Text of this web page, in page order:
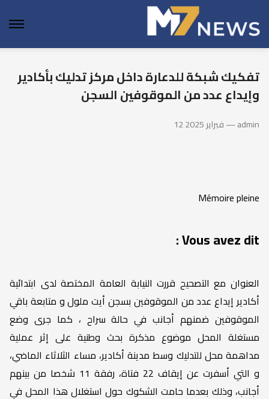
تفكيك شبكة للدعارة داخل مركز تدليك بأكادير
وإيداع عدد من الموقوفين السجن
12 فبراير 2025 — admin
Mémoire pleine
Vous avez dit :
العنوان مع التصحيح قررت النيابة العامة المختصة لدى ابتدائية
أكادير إيداع عدد من الموقوفين بسجن أيت ملول و متابعة باقي
الموقوفين ضمنهم أجانب في حالة سراح ، كما جرى وضع
مستغلة المحل موضوع مذكرة بحث وطنية على إثر عملية
مداهمة محل للتدليك وسط مدينة أكادير، مساء الثلاثاء الماضي،
و التي أسفرت عن إيقاف 22 فتاة، رفقة 11 شخصا من بينهم
أجانب، وذلك بعدما حامت الشكوك حول استغلال هذا المحل في